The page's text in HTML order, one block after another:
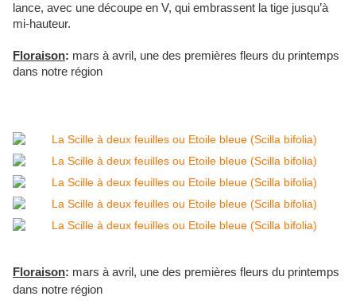
lance, avec une découpe en V, qui embrassent la tige jusqu’à
mi-hauteur.
Floraison: mars à avril, une des premières fleurs du printemps
dans notre région
Floraison: mars à avril, une des premières fleurs du printemps
dans notre région